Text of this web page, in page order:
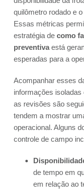
quilômetro rodado e
Essas métricas
estratégia de como
preventivaestá
esperadas para a
Acompanhar esses
informações isoladas
as revisões são
tendem a mostrar
operacional. Alguns
controle de campo
de tempo em
em relação ao